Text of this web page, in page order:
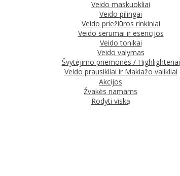
Veido maskuokliai
Veido pilingai
Veido priežiūros rinkiniai
Veido serumai ir esencijos
Veido tonikai
Veido valymas
Švytėjimo priemonės / Highlighteriai
Veido prausikliai ir Makiažo valikliai
Akcijos
Žvakės namams
Rodyti viską